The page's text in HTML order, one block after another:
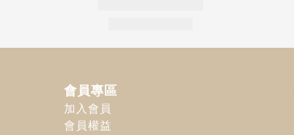
會員專區
加入會員
會員權益